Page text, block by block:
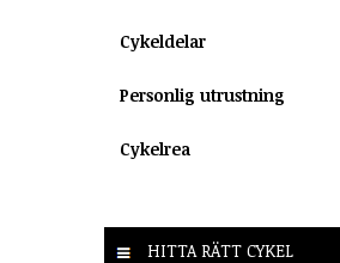
Cykeldelar
Personlig utrustning
Cykelrea
HITTA RÄTT CYKEL